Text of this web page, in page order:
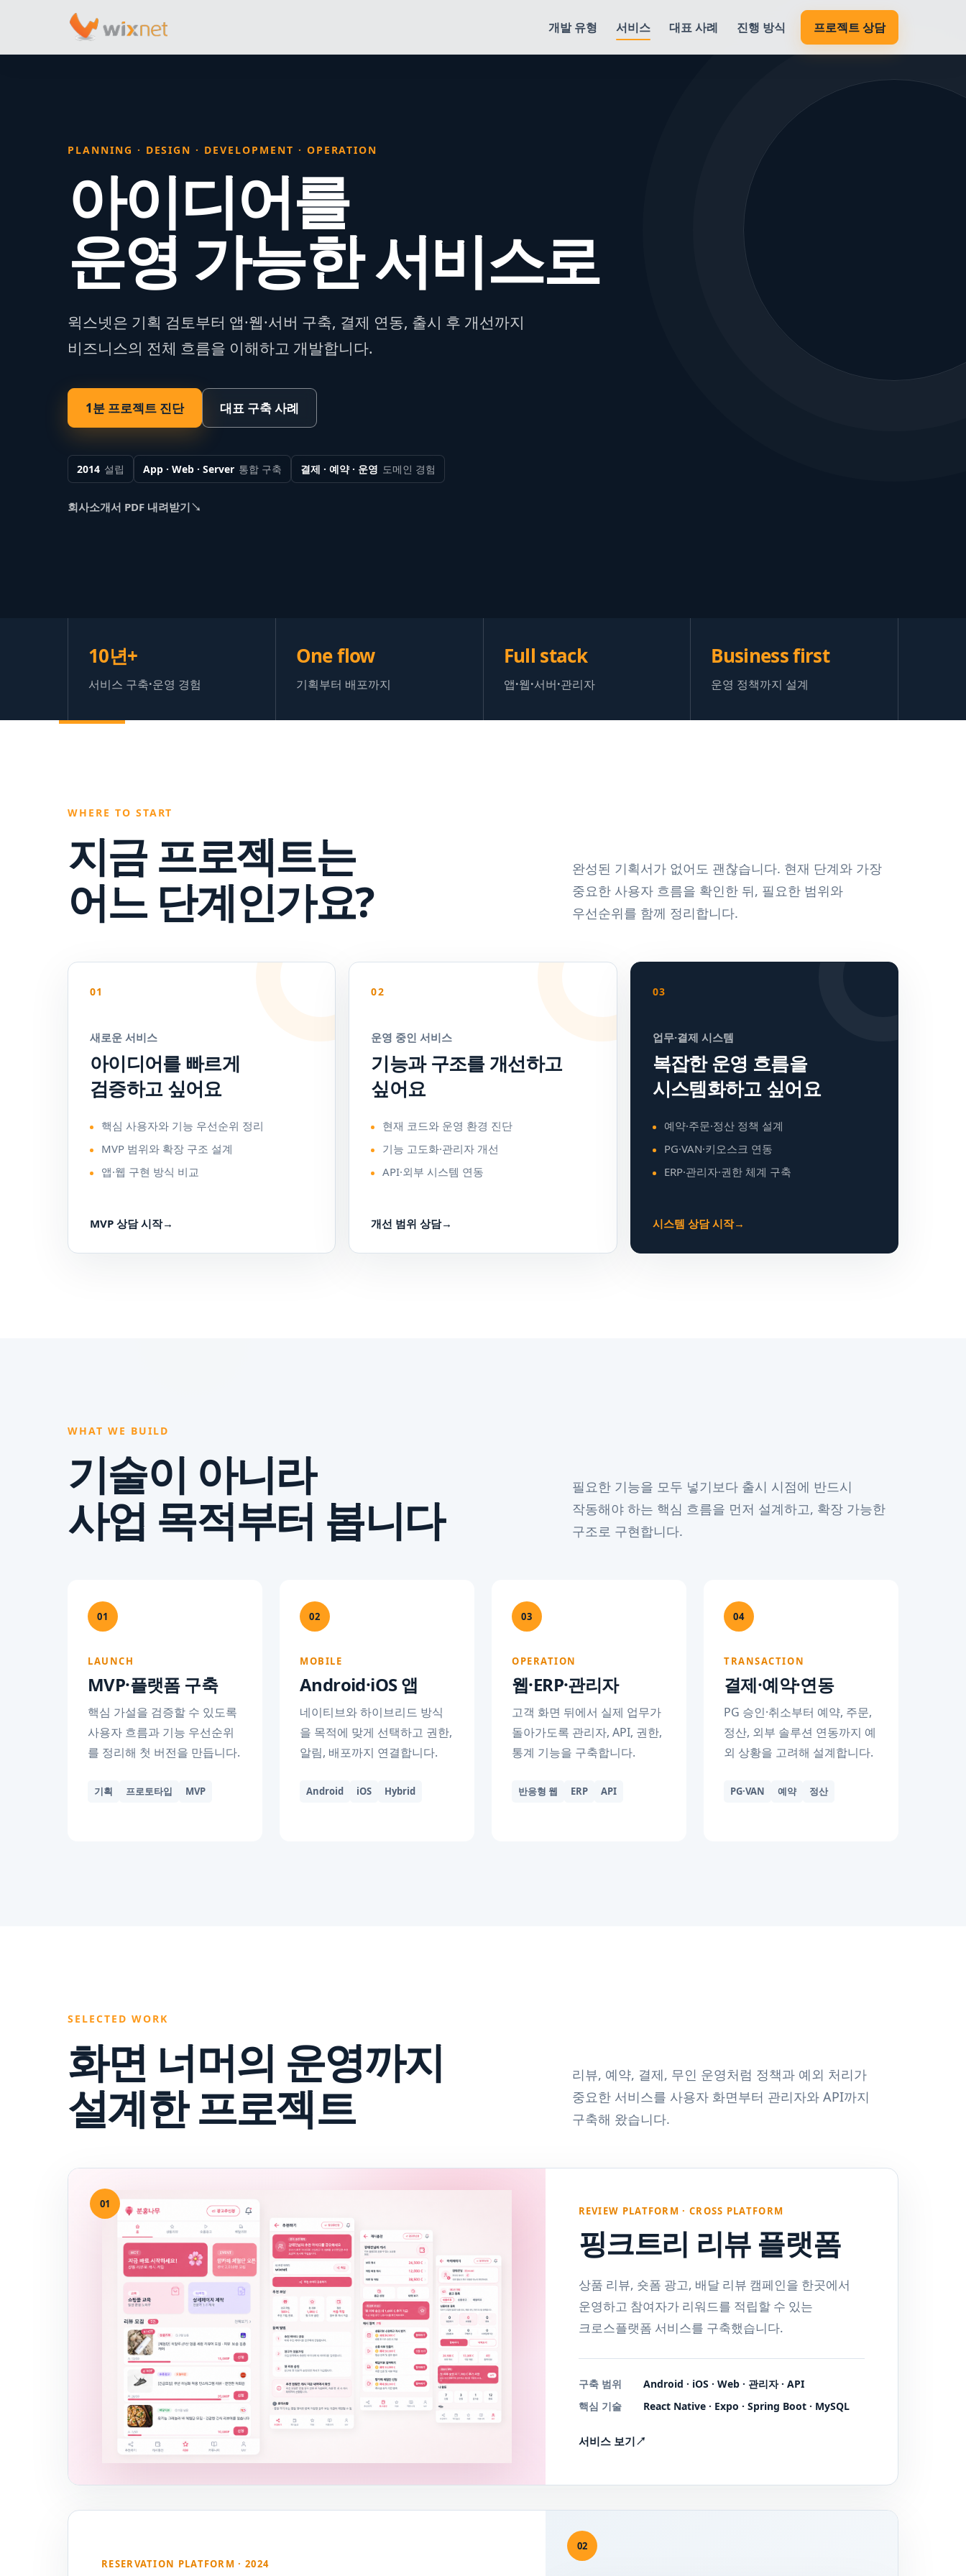
개발 유형 서비스 대표 사례 진행 방식 프로젝트 상담
PLANNING · DESIGN · DEVELOPMENT · OPERATION
아이디어를
운영 가능한 서비스로
윅스넷은 기획 검토부터 앱·웹·서버 구축, 결제 연동, 출시 후 개선까지
비즈니스의 전체 흐름을 이해하고 개발합니다.
1분 프로젝트 진단 대표 구축 사례
2014 설립 App · Web · Server 통합 구축 결제 · 예약 · 운영 도메인 경험
회사소개서 PDF 내려받기↘
10년+
서비스 구축·운영 경험
One flow
기획부터 배포까지
Full stack
앱·웹·서버·관리자
Business first
운영 정책까지 설계
WHERE TO START
지금 프로젝트는
어느 단계인가요?
완성된 기획서가 없어도 괜찮습니다. 현재 단계와 가장
중요한 사용자 흐름을 확인한 뒤, 필요한 범위와
우선순위를 함께 정리합니다.
01
새로운 서비스
아이디어를 빠르게
검증하고 싶어요
핵심 사용자와 기능 우선순위 정리
MVP 범위와 확장 구조 설계
앱·웹 구현 방식 비교
MVP 상담 시작→
02
운영 중인 서비스
기능과 구조를 개선하고
싶어요
현재 코드와 운영 환경 진단
기능 고도화·관리자 개선
API·외부 시스템 연동
개선 범위 상담→
03
업무·결제 시스템
복잡한 운영 흐름을
시스템화하고 싶어요
예약·주문·정산 정책 설계
PG·VAN·키오스크 연동
ERP·관리자·권한 체계 구축
시스템 상담 시작→
WHAT WE BUILD
기술이 아니라
사업 목적부터 봅니다
필요한 기능을 모두 넣기보다 출시 시점에 반드시
작동해야 하는 핵심 흐름을 먼저 설계하고, 확장 가능한
구조로 구현합니다.
01
LAUNCH
MVP·플랫폼 구축
핵심 가설을 검증할 수 있도록
사용자 흐름과 기능 우선순위
를 정리해 첫 버전을 만듭니다.
기획 프로토타입 MVP
02
MOBILE
Android·iOS 앱
네이티브와 하이브리드 방식
을 목적에 맞게 선택하고 권한,
알림, 배포까지 연결합니다.
Android iOS Hybrid
03
OPERATION
웹·ERP·관리자
고객 화면 뒤에서 실제 업무가
돌아가도록 관리자, API, 권한,
통계 기능을 구축합니다.
반응형 웹 ERP API
04
TRANSACTION
결제·예약·연동
PG 승인·취소부터 예약, 주문,
정산, 외부 솔루션 연동까지 예
외 상황을 고려해 설계합니다.
PG·VAN 예약 정산
SELECTED WORK
화면 너머의 운영까지
설계한 프로젝트
리뷰, 예약, 결제, 무인 운영처럼 정책과 예외 처리가
중요한 서비스를 사용자 화면부터 관리자와 API까지
구축해 왔습니다.
01
REVIEW PLATFORM · CROSS PLATFORM
핑크트리 리뷰 플랫폼
상품 리뷰, 숏폼 광고, 배달 리뷰 캠페인을 한곳에서
운영하고 참여자가 리워드를 적립할 수 있는
크로스플랫폼 서비스를 구축했습니다.
구축 범위
Android · iOS · Web · 관리자 · API
핵심 기술
React Native · Expo · Spring Boot · MySQL
서비스 보기↗
02
RESERVATION PLATFORM · 2024